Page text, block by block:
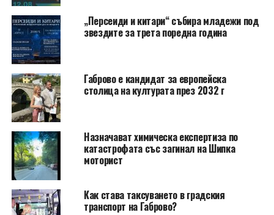
„Персеиди и китари“ събира младежи под
звездите за трета поредна година
Габрово е кандидат за европейска
столица на културата през 2032 г
Назначават химическа експертиза по
катастрофата със загинал на Шипка
моторист
Как става таксуването в градския
транспорт на Габрово?